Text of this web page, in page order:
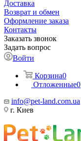
Доставка
Возврат и обмен
Оформление заказа
Контакты
Заказать звонок
Задать вопрос
Войти
Корзина0
Отложенные0
info@pet-land.com.ua
г. Киев